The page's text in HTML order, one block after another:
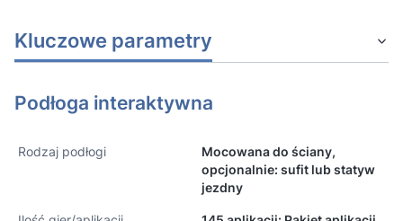
Kluczowe parametry
Podłoga interaktywna
Rodzaj podłogi
Mocowana do ściany,
opcjonalnie: sufit lub statyw
jezdny